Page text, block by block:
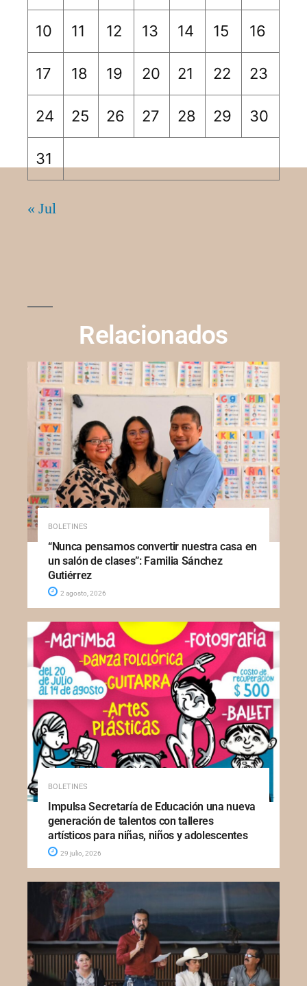
10 11 12 13 14 15 16
17 18 19 20 21 22 23
24 25 26 27 28 29 30
31
« Jul
Relacionados
BOLETINES
“Nunca pensamos convertir nuestra casa en
un salón de clases”: Familia Sánchez
Gutiérrez
2 agosto, 2026
BOLETINES
Impulsa Secretaría de Educación una nueva
generación de talentos con talleres
artísticos para niñas, niños y adolescentes
29 julio, 2026